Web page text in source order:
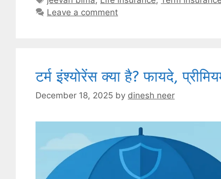
Leave a comment
टर्म इंश्योरेंस क्या है? फायदे,
December 18, 2025 by dinesh neer